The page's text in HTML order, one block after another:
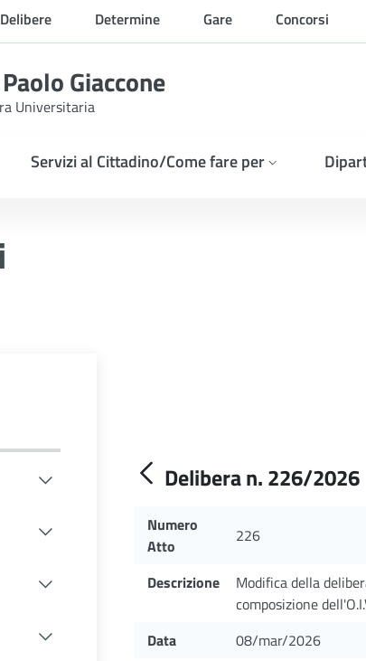
Delibere Determine Gare Concorsi
Giaccone
Universitaria
Servizi al Cittadino/Come fare per
Delibera n. 226/2026
Numero
Atto
226
Descrizione
Modifica della
composizione
Data
08/mar/2026